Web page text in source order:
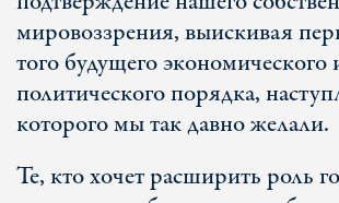
мировоззрения, выискивая
того будущего экономического
политического порядка,
которого мы так давно желали.
Те, кто хочет расширить роль